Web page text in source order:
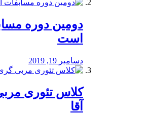
دومین دوره
است
دسامبر 19, 2019
آقا